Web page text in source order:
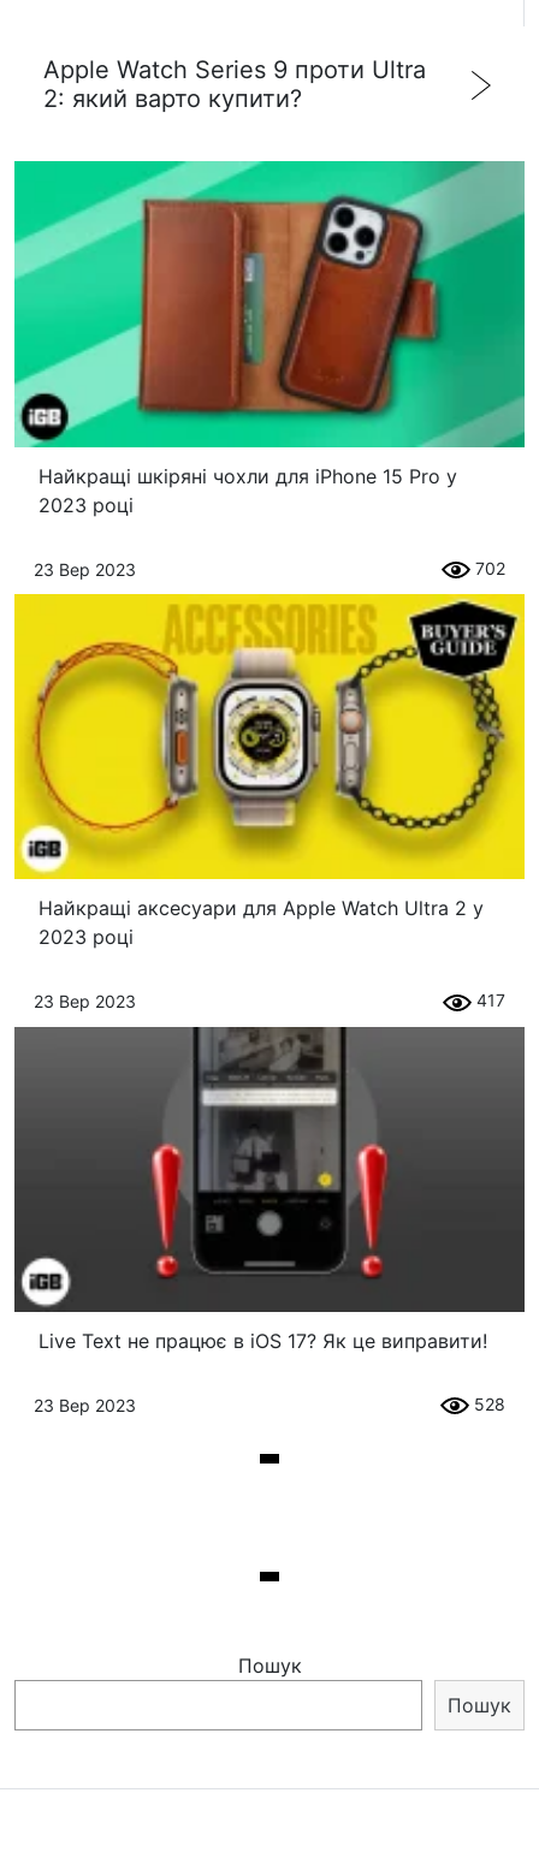
Apple Watch Series 9 проти Ultra
2: який варто купити?
Найкращі шкіряні чохли для iPhone 15 Pro у
2023 році
23 Вер 2023 702
Найкращі аксесуари для Apple Watch Ultra 2 у
2023 році
23 Вер 2023 417
Live Text не працює в iOS 17? Як це виправити!
23 Вер 2023 528
Пошук
Пошук